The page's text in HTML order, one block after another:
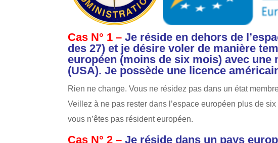
Cas N° 1 –Je réside en dehors de
des 27) et je désire voler de manière
européen (moins de six mois) avec une
(USA). Je possède une licence
Rien ne change. Vous ne résidez pas dans un état
Veillez à ne pas rester dans l’espace européen plus de
vous n’êtes pas résident européen.
Cas N° 2 –Je réside dans un pays